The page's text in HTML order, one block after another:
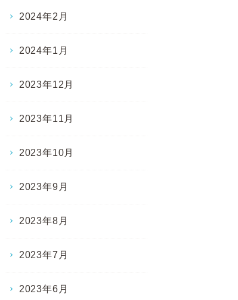
2024年2月
2024年1月
2023年12月
2023年11月
2023年10月
2023年9月
2023年8月
2023年7月
2023年6月